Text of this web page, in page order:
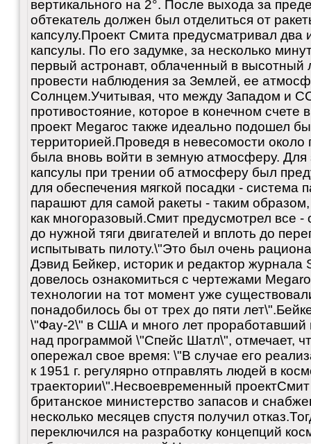
вертикального на 2°. После выхода за
обтекатель должен был отделиться от
капсулу.Проект Смита предусматривал два
капсулы. По его задумке, за несколько
первый астронавт, облаченный в высотный
провести наблюдения за Землей, ее
Солнцем.Учитывая, что между Западом и
противостояние, которое в конечном счете
проект Megaroc также идеально подошел
территорией.Проведя в невесомости около
была вновь войти в земную атмосферу.
капсулы при трении об атмосферу был
для обеспечения мягкой посадки - система
парашют для самой ракеты - таким
как многоразовый.Смит предусмотрел все
до нужной тяги двигателей и вплоть до
испытывать пилоту.\"Это был очень
Дэвид Бейкер, историк и редактор журнала
довелось ознакомиться с чертежами
технологии на тот момент уже
понадобилось бы от трех до пяти
\"Фау-2\" в США и много лет
над программой \"Спейс Шатл\", отмечает,
опережал свое время: \"В случае его
к 1951 г. регулярно отправлять людей в
траектории\".Несвоевременный проектСмит
британское министерство запасов и
несколько месяцев спустя получил
переключился на разработку концепций